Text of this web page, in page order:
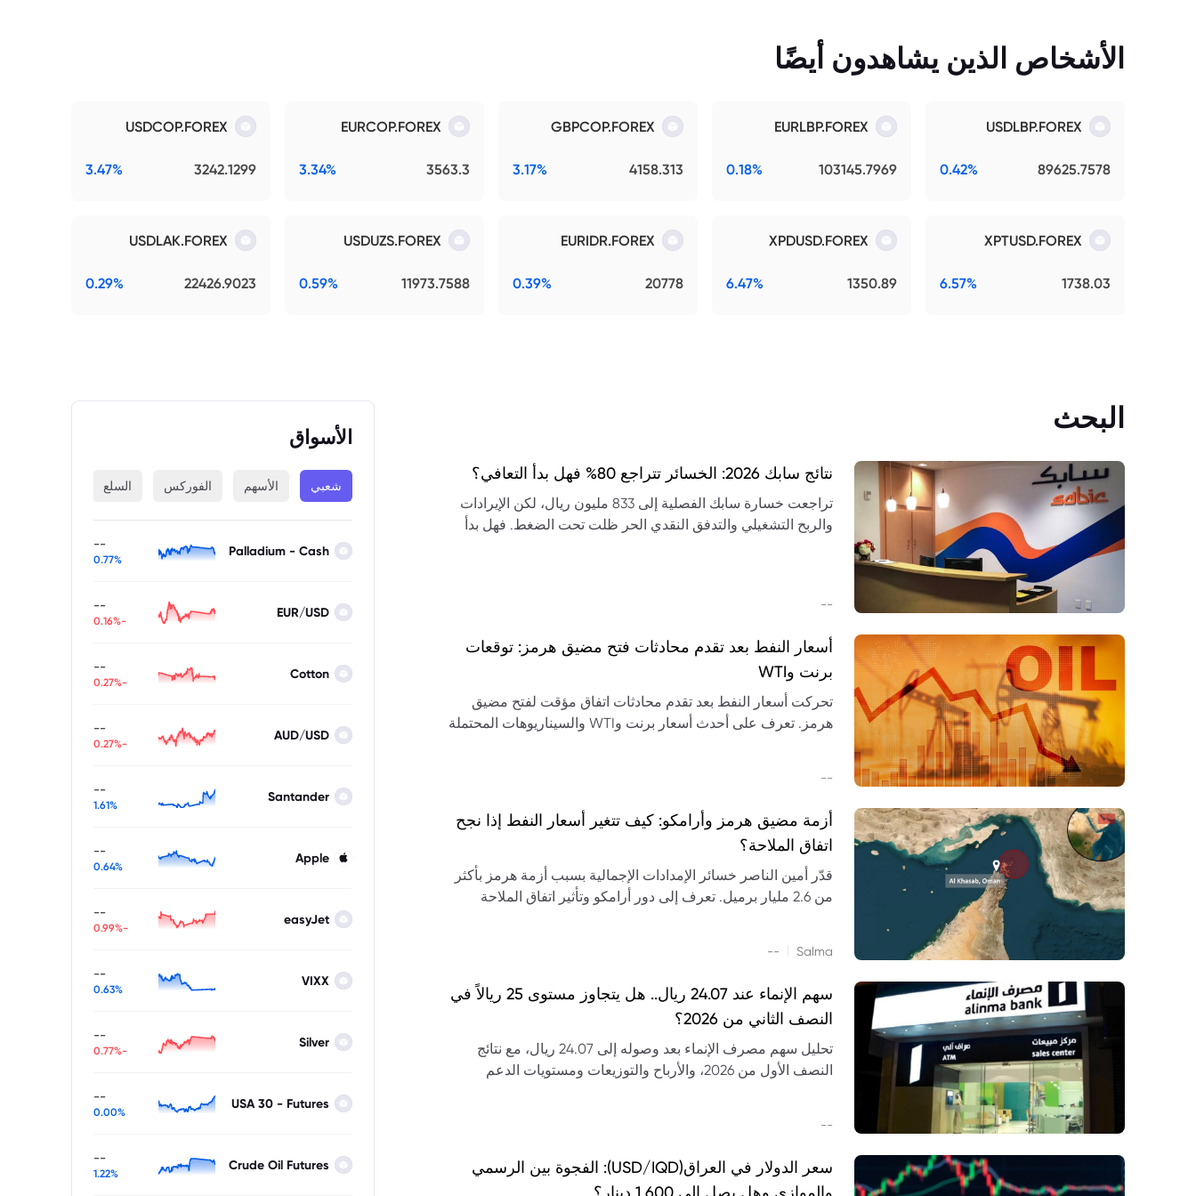
الأشخاص الذين يشاهدون أيضًا
USDLBP.FOREX
89625.7578
0.42%
EURLBP.FOREX
103145.7969
0.18%
GBPCOP.FOREX
4158.313
3.17%
EURCOP.FOREX
3563.3
3.34%
USDCOP.FOREX
3242.1299
3.47%
XPTUSD.FOREX
1738.03
6.57%
XPDUSD.FOREX
1350.89
6.47%
EURIDR.FOREX
20778
0.39%
USDUZS.FOREX
11973.7588
0.59%
USDLAK.FOREX
22426.9023
0.29%
البحث
نتائج سابك 2026: الخسائر تتراجع 80% فهل بدأ التعافي؟
تراجعت خسارة سابك الفصلية إلى 833 مليون ريال، لكن الإيرادات
والربح التشغيلي والتدفق النقدي الحر ظلت تحت الضغط. فهل بدأ
--
أسعار النفط بعد تقدم محادثات فتح مضيق هرمز: توقعات
برنت وWTI
تحركت أسعار النفط بعد تقدم محادثات اتفاق مؤقت لفتح مضيق
هرمز. تعرف على أحدث أسعار برنت وWTI والسيناريوهات المحتملة
--
أزمة مضيق هرمز وأرامكو: كيف تتغير أسعار النفط إذا نجح
اتفاق الملاحة؟
قدّر أمين الناصر خسائر الإمدادات الإجمالية بسبب أزمة هرمز بأكثر
من 2.6 مليار برميل. تعرف إلى دور أرامكو وتأثير اتفاق الملاحة
Salma
--
سهم الإنماء عند 24.07 ريال.. هل يتجاوز مستوى 25 ريالاً في
النصف الثاني من 2026؟
تحليل سهم مصرف الإنماء بعد وصوله إلى 24.07 ريال، مع نتائج
النصف الأول من 2026، والأرباح والتوزيعات ومستويات الدعم
--
سعر الدولار في العراق(USD/IQD): الفجوة بين الرسمي
والموازي وهل يصل إلى 1,600 دينار؟
الأسواق
شعبي الأسهم الفوركس السلع
Palladium - Cash
--
0.77%
EUR/USD
--
-0.16%
Cotton
--
-0.27%
AUD/USD
--
-0.27%
Santander
--
1.61%
Apple
--
0.64%
easyJet
--
-0.99%
VIXX
--
0.63%
Silver
--
-0.77%
USA 30 - Futures
--
0.00%
Crude Oil Futures
--
1.22%